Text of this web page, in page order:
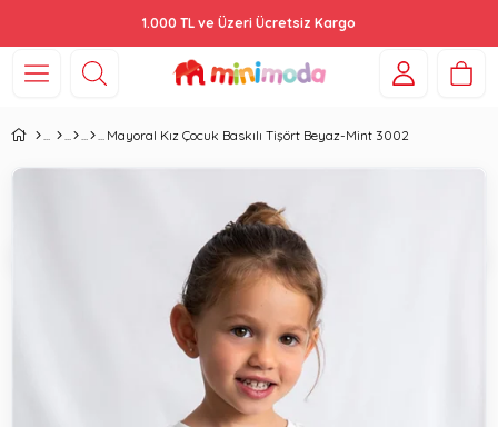
1.000 TL ve Üzeri Ücretsiz Kargo
Mayoral Kız Çocuk Baskılı Tişört Beyaz-Mint 3002